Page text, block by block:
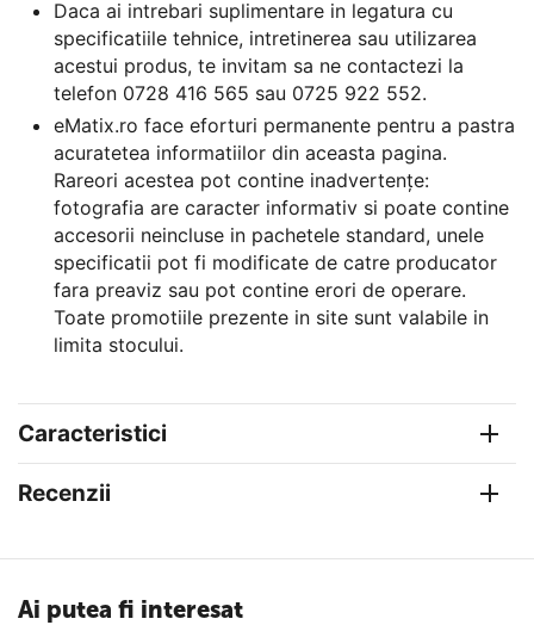
Daca ai intrebari suplimentare in legatura cu
specificatiile tehnice, intretinerea sau utilizarea
acestui produs, te invitam sa ne contactezi la
telefon 0728 416 565 sau 0725 922 552.
eMatix.ro face eforturi permanente pentru a pastra
acuratetea informatiilor din aceasta pagina.
Rareori acestea pot contine inadvertenţe:
fotografia are caracter informativ si poate contine
accesorii neincluse in pachetele standard, unele
specificatii pot fi modificate de catre producator
fara preaviz sau pot contine erori de operare.
Toate promotiile prezente in site sunt valabile in
limita stocului.
Caracteristici
Recenzii
Ai putea fi interesat